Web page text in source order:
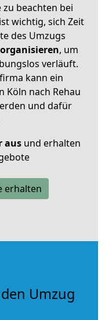
zu beachten bei
wichtig, sich Zeit
des Umzugs
organisieren, um
verläuft.
kann ein
Köln nach Rehau
und dafür
ausund erhalten
erhalten
Umzug